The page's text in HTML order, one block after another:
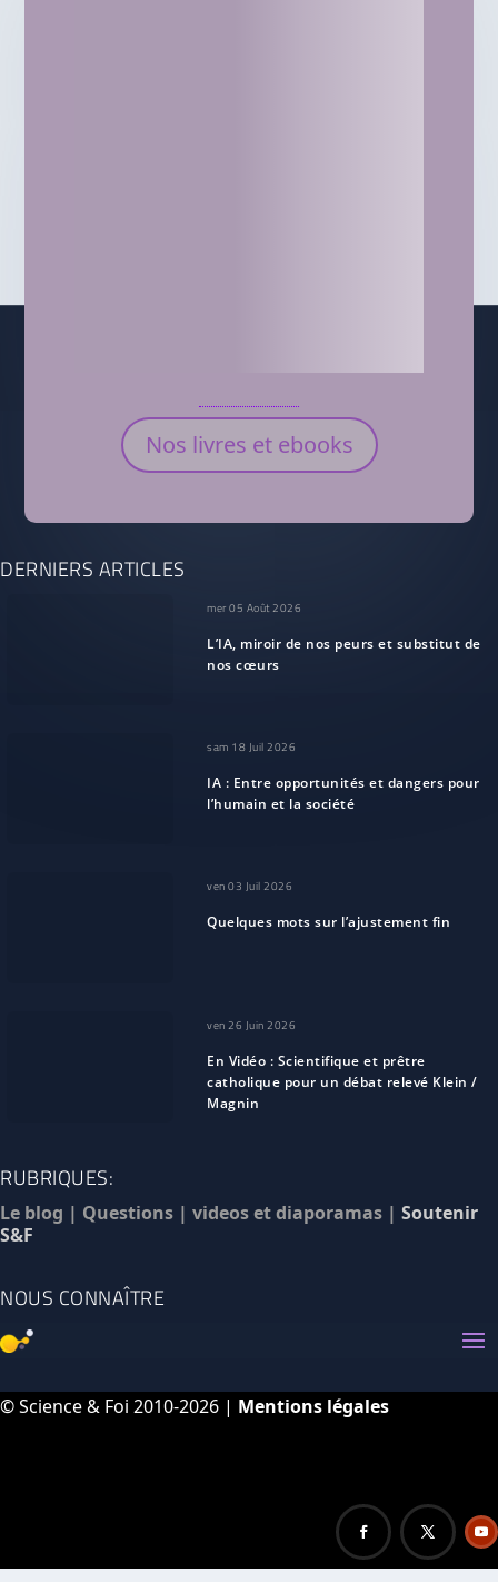
Nos livres et ebooks
DERNIERS ARTICLES
mer 05 Août 2026
L’IA, miroir de nos peurs et substitut de
nos cœurs
sam 18 Juil 2026
IA : Entre opportunités et dangers pour
l’humain et la société
ven 03 Juil 2026
Quelques mots sur l’ajustement fin
ven 26 Juin 2026
En Vidéo : Scientifique et prêtre
catholique pour un débat relevé Klein /
Magnin
RUBRIQUES:
Le blog | Questions | videos et diaporamas | Soutenir
S&F
NOUS CONNAÎTRE
© Science & Foi 2010-2026 | Mentions légales